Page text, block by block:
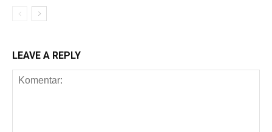
LEAVE A REPLY